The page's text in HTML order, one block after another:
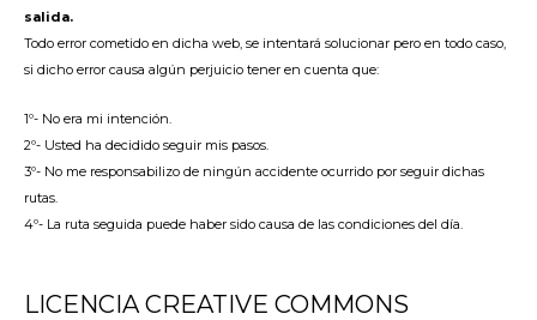
salida.
Todo error cometido en dicha web, se intentará solucionar pero en todo caso,
si dicho error causa algún perjuicio tener en cuenta que:
1º- No era mi intención.
2º- Usted ha decidido seguir mis pasos.
3º- No me responsabilizo de ningún accidente ocurrido por seguir dichas
rutas.
4º- La ruta seguida puede haber sido causa de las condiciones del día.
LICENCIA CREATIVE COMMONS